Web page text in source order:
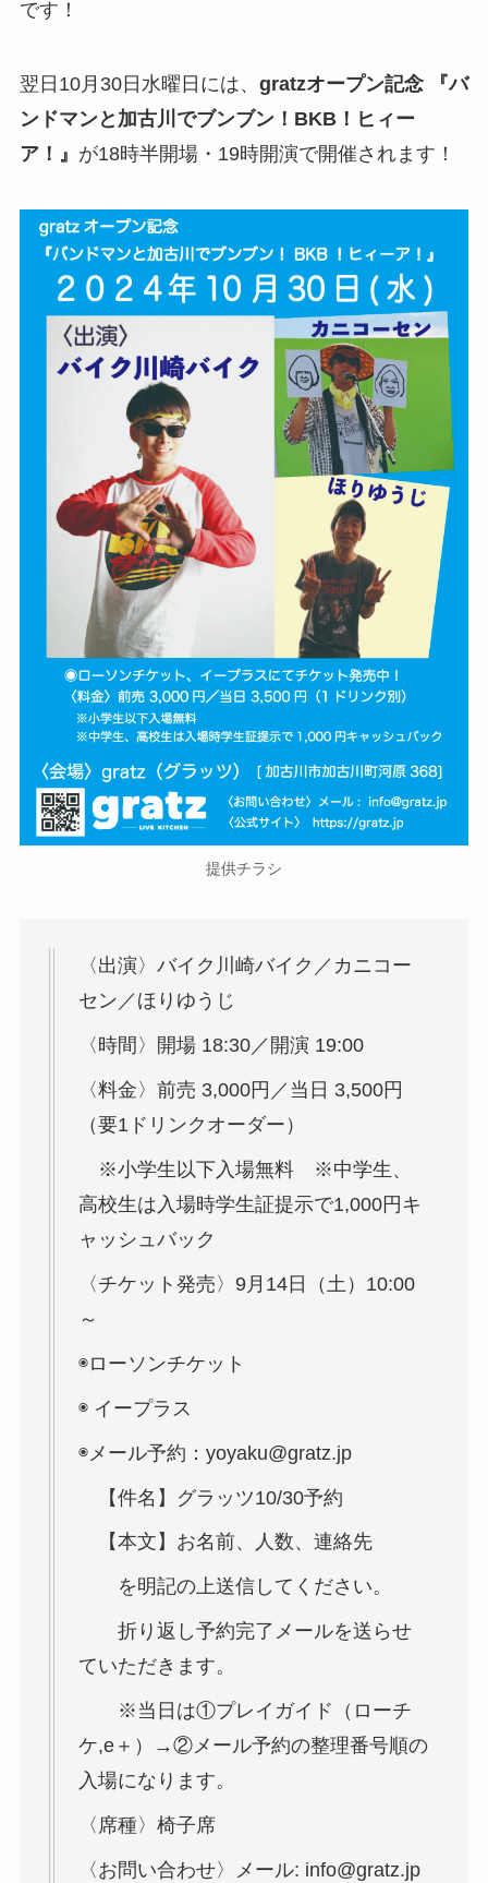
です！
翌日10月30日水曜日には、 gratzオープン記念 『バ
ンドマンと加古川でブンブン！BKB！ヒィー
ア！』 が18時半開場・19時開演で開催されます！
提供チラシ
〈出演〉バイク川崎バイク／カニコー
セン／ほりゆうじ
〈時間〉開場 18:30／開演 19:00
〈料金〉前売 3,000円／当日 3,500円
（要1ドリンクオーダー）
※小学生以下入場無料 ※中学生、
高校生は入場時学生証提示で1,000円キ
ャッシュバック
〈チケット発売〉9月14日（土）10:00
～
◉ローソンチケット
◉ イープラス
◉メール予約：yoyaku@gratz.jp
【件名】グラッツ10/30予約
【本文】お名前、人数、連絡先
を明記の上送信してください。
折り返し予約完了メールを送らせ
ていただきます。
※当日は①プレイガイド（ローチ
ケ,e＋）→②メール予約の整理番号順の
入場になります。
〈席種〉椅子席
〈お問い合わせ〉メール: info@gratz.jp